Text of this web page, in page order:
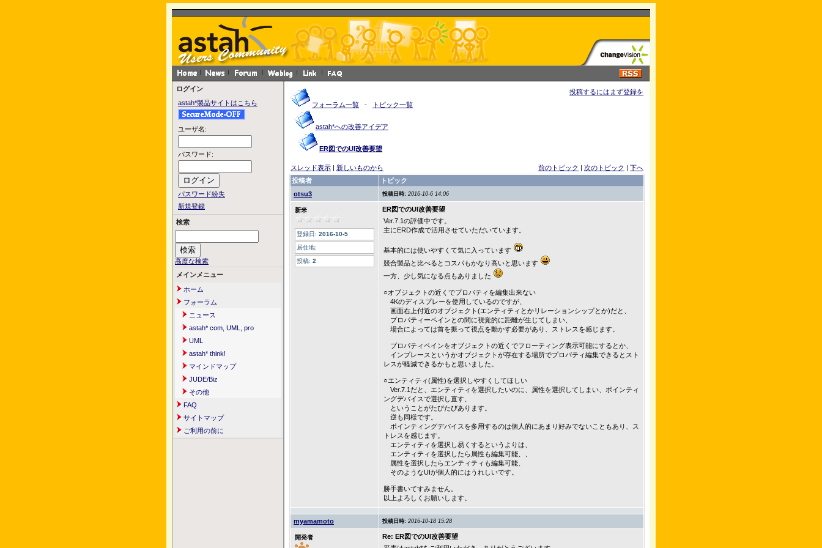
ログイン
astah*製品サイトはこちら
ユーザ名:
パスワード:
パスワード紛失
新規登録
検索
高度な検索
メインメニュー
ホーム
フォーラム
ニュース
astah* com, UML, pro
UML
astah* think!
マインドマップ
JUDE/Biz
その他
FAQ
サイトマップ
ご利用の前に
フォーラム一覧 - トピック一覧
astah*への改善アイデア
ER図でのUI改善要望
投稿するにはまず登録を
スレッド表示 | 新しいものから 前のトピック | 次のトピック | 下へ
投稿者
トピック
otsu3
投稿日時: 2016-10-6 14:06
新米
登録日: 2016-10-5
居住地:
投稿: 2
ER図でのUI改善要望
Ver.7.1の評価中です。
主にERD作成で活用させていただいています。
基本的には使いやすくて気に入っています
競合製品と比べるとコスパもかなり高いと思います
一方、少し気になる点もありました
○オブジェクトの近くでプロパティを編集出来ない
4Kのディスプレーを使用しているのですが、
画面右上付近のオブジェクト(エンティティとかリレーションシップとか)だと、
プロパティーペインとの間に視覚的に距離が生じてしまい、
場合によっては首を振って視点を動かす必要があり、ストレスを感じます。
プロパティペインをオブジェクトの近くでフローティング表示可能にするとか、
インプレースというかオブジェクトが存在する場所でプロパティ編集できるとスト
レスが軽減できるかもと思いました。
○エンティティ(属性)を選択しやすくしてほしい
Ver.7.1だと、エンティティを選択したいのに、属性を選択してしまい、ポインティ
ングデバイスで選択し直す、
ということがたびたびあります。
逆も同様です。
ポインティングデバイスを多用するのは個人的にあまり好みでないこともあり、ス
トレスを感じます。
エンティティを選択し易くするというよりは、
エンティティを選択したら属性も編集可能、、
属性を選択したらエンティティも編集可能、
そのようなUIが個人的にはうれしいです。
勝手書いてすみません。
以上よろしくお願いします。
myamamoto 投稿日時: 2016-10-18 15:28
開発者
Re: ER図でのUI改善要望